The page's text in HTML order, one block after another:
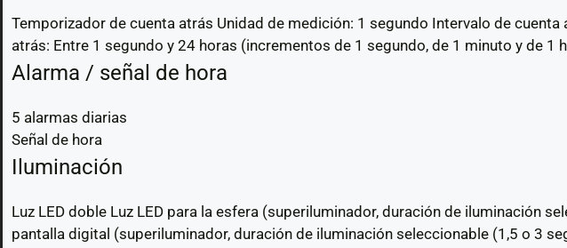
Temporizador de cuenta atrás Unidad de medición: 1 segundo Intervalo de
atrás: Entre 1 segundo y 24 horas (incrementos de 1 segundo, de 1 minuto y de 1
Alarma / señal de hora
5 alarmas diarias
Señal de hora
Iluminación
Luz LED doble Luz LED para la esfera (superiluminador, duración de iluminación
pantalla digital (superiluminador, duración de iluminación seleccionable (1,5 o 3